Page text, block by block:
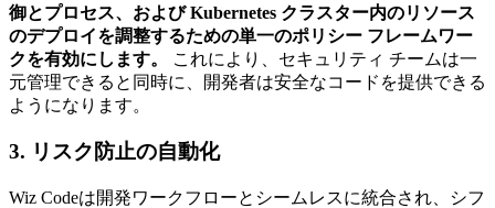
御とプロセス、および Kubernetes クラスター内のリソース
のデプロイを調整するための単一のポリシー フレームワー
クを有効にします。
これにより、セキュリティ チームは一
元管理できると同時に、開発者は安全なコードを提供できる
ようになります。
3. リスク防止の自動化
Wiz Codeは開発ワークフローとシームレスに統合され、シフ